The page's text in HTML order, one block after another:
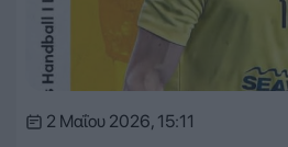
2 Μαΐου 2026, 15:11